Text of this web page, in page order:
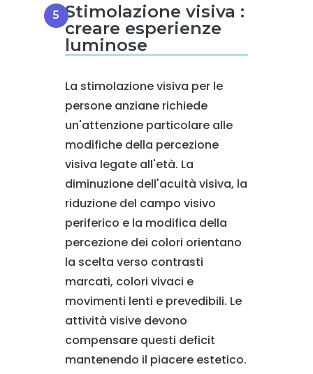
Stimolazione visiva :
creare esperienze
luminose
La stimolazione visiva per le
persone anziane richiede
un'attenzione particolare alle
modifiche della percezione
visiva legate all'età. La
diminuzione dell'acuità visiva, la
riduzione del campo visivo
periferico e la modifica della
percezione dei colori orientano
la scelta verso contrasti
marcati, colori vivaci e
movimenti lenti e prevedibili. Le
attività visive devono
compensare questi deficit
mantenendo il piacere estetico.